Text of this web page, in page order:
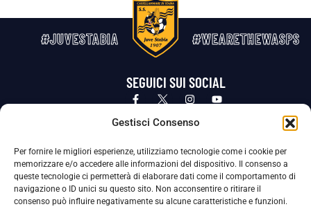
Gestisci Consenso
Per fornire le migliori esperienze, utilizziamo tecnologie come i cookie per
memorizzare e/o accedere alle informazioni del dispositivo. Il consenso a
queste tecnologie ci permetterà di elaborare dati come il comportamento di
navigazione o ID unici su questo sito. Non acconsentire o ritirare il
consenso può influire negativamente su alcune caratteristiche e funzioni.
#JUVESTABIA #WEARETHEWASPS
SEGUICI SUI SOCIAL
Privacy Policy Cookie Policy
La Società ha nominato il Responsabile della Protezione dei Dati Personali (DPO), figura specializzata che vigila sulle modalità
adottate dalla nostra Società per tutelare i Suoi dati personali.
Per contattare il DPO può scrivere a